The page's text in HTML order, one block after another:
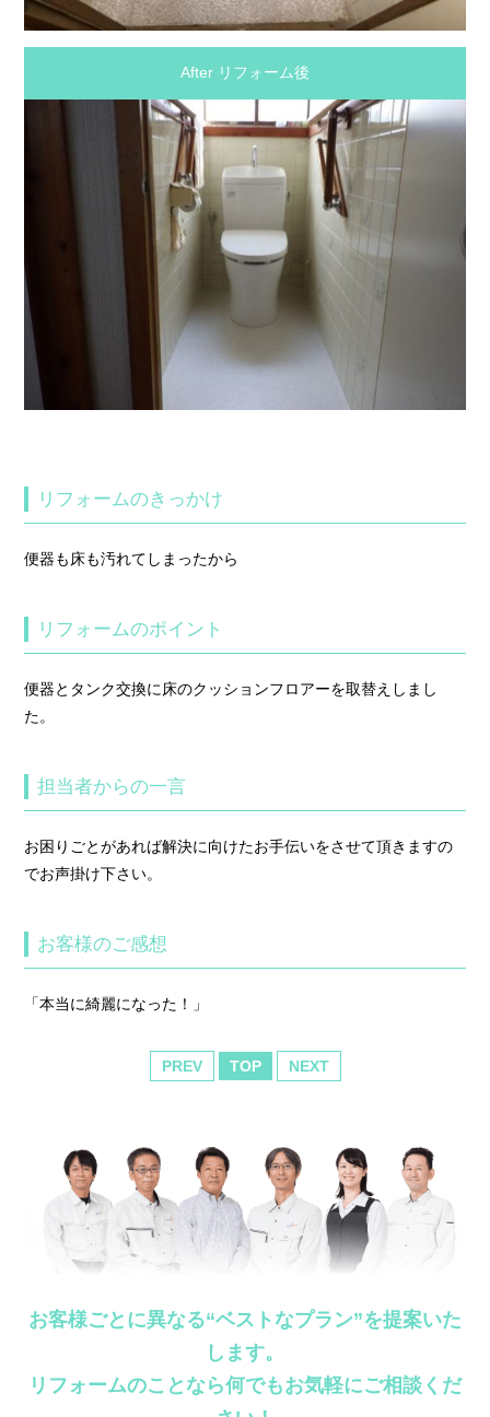
After リフォーム後
リフォームのきっかけ
便器も床も汚れてしまったから
リフォームのポイント
便器とタンク交換に床のクッションフロアーを取替えしまし
た。
担当者からの一言
お困りごとがあれば解決に向けたお手伝いをさせて頂きますの
でお声掛け下さい。
お客様のご感想
「本当に綺麗になった！」
PREV TOP NEXT
お客様ごとに異なる“ベストなプラン”を提案いた
します。
リフォームのことなら何でもお気軽にご相談くだ